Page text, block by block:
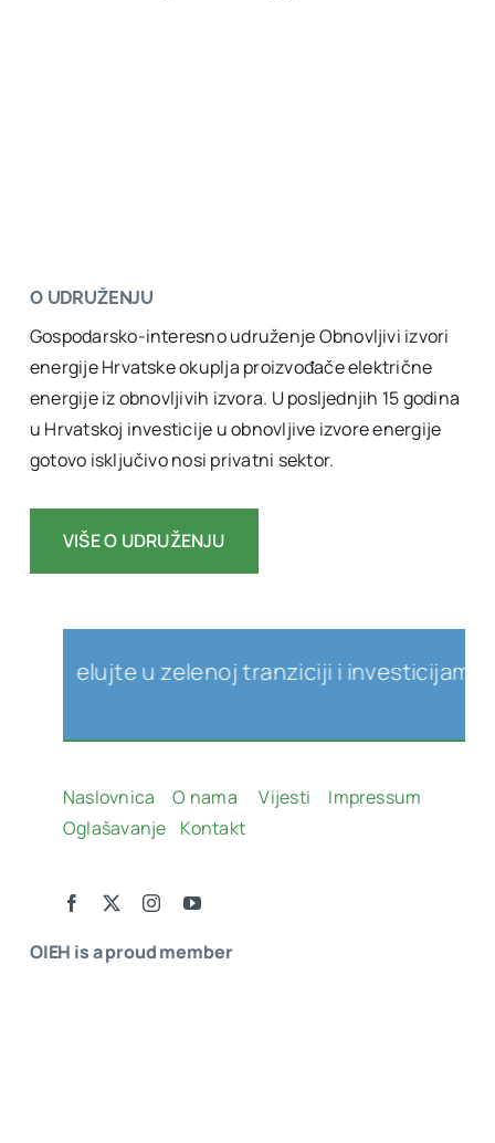
O UDRUŽENJU
Gospodarsko-interesno udruženje Obnovljivi izvori
energije Hrvatske okuplja proizvođače električne
energije iz obnovljivih izvora. U posljednjih 15 godina
u Hrvatskoj investicije u obnovljive izvore energije
gotovo isključivo nosi privatni sektor.
VIŠE O UDRUŽENJU
OIEH is a proud member
u zelenoj tranziciji i investicijama u
Naslovnica O nama Vijesti
Impressum
Oglašavanje
Kontakt